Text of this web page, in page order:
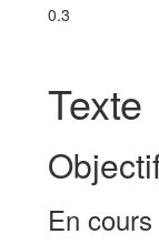
0.3
Texte
En cours